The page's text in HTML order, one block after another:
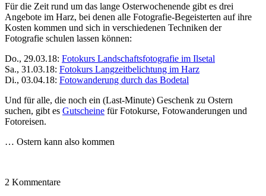
Für die Zeit rund um das lange Osterwochenende gibt es drei
Angebote im Harz, bei denen alle Fotografie-Begeisterten auf ihre
Kosten kommen und sich in verschiedenen Techniken der
Fotografie schulen lassen können:
Do., 29.03.18: Fotokurs Landschaftsfotografie im Ilsetal
Sa., 31.03.18: Fotokurs Langzeitbelichtung im Harz
Di., 03.04.18: Fotowanderung durch das Bodetal
Und für alle, die noch ein (Last-Minute) Geschenk zu Ostern
suchen, gibt es Gutscheine für Fotokurse, Fotowanderungen und
Fotoreisen.
… Ostern kann also kommen
2 Kommentare